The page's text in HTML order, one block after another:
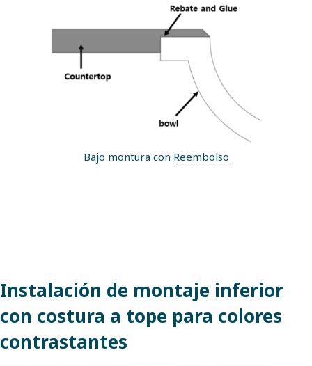
Bajo montura con Reembolso
Instalación de montaje inferior
con costura a tope para colores
contrastantes